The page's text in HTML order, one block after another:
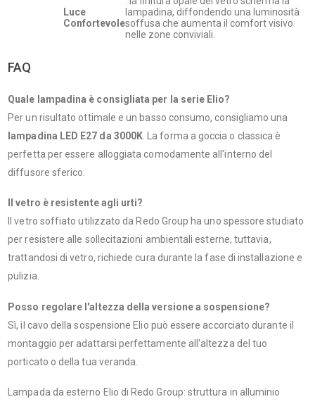
Luce
Confortevole
lampadina, diffondendo una luminosità
soffusa che aumenta il comfort visivo
nelle zone conviviali.
FAQ
Quale lampadina è consigliata per la serie Elio?
Per un risultato ottimale e un basso consumo, consigliamo una
lampadina LED E27 da 3000K . La forma a goccia o classica è
perfetta per essere alloggiata comodamente all'interno del
diffusore sferico.
Il vetro è resistente agli urti?
Il vetro soffiato utilizzato da Redo Group ha uno spessore studiato
per resistere alle sollecitazioni ambientali esterne, tuttavia,
trattandosi di vetro, richiede cura durante la fase di installazione e
pulizia.
Posso regolare l'altezza della versione a sospensione?
Sì, il cavo della sospensione Elio può essere accorciato durante il
montaggio per adattarsi perfettamente all'altezza del tuo
porticato o della tua veranda.
Lampada da esterno Elio di Redo Group: struttura in alluminio